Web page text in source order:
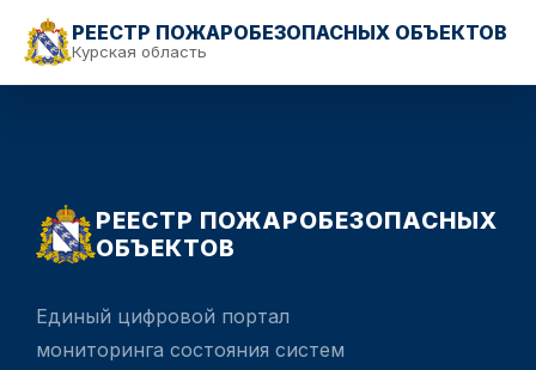
РЕЕСТР ПОЖАРОБЕЗОПАСНЫХ ОБЪЕКТОВ
Курская область
РЕЕСТР ПОЖАРОБЕЗОПАСНЫХ
ОБЪЕКТОВ
Единый цифровой портал
мониторинга состояния систем